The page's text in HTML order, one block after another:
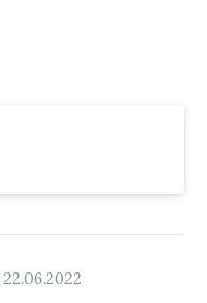
22.06.2022